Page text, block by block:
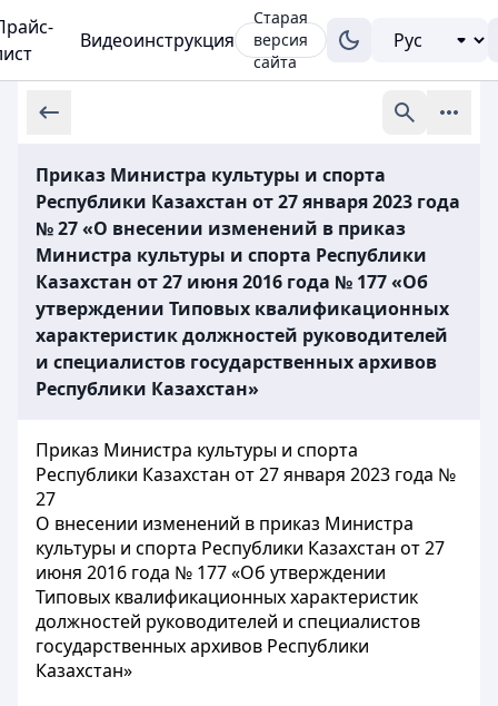
Видеоинструкция
Старая
версия
сайта
Приказ Министра культуры и спорта
Республики Казахстан от 27 января 2023 года
№ 27 «О внесении изменений в приказ
Министра культуры и спорта Республики
Казахстан от 27 июня 2016 года № 177 «Об
утверждении Типовых квалификационных
характеристик должностей руководителей
и специалистов государственных архивов
Республики Казахстан»
Приказ Министра культуры и спорта
Республики Казахстан от 27 января 2023 года №
27
О внесении изменений в приказ Министра
культуры и спорта Республики Казахстан от 27
июня 2016 года № 177 «Об утверждении
Типовых квалификационных характеристик
должностей руководителей и специалистов
государственных архивов Республики
Казахстан»